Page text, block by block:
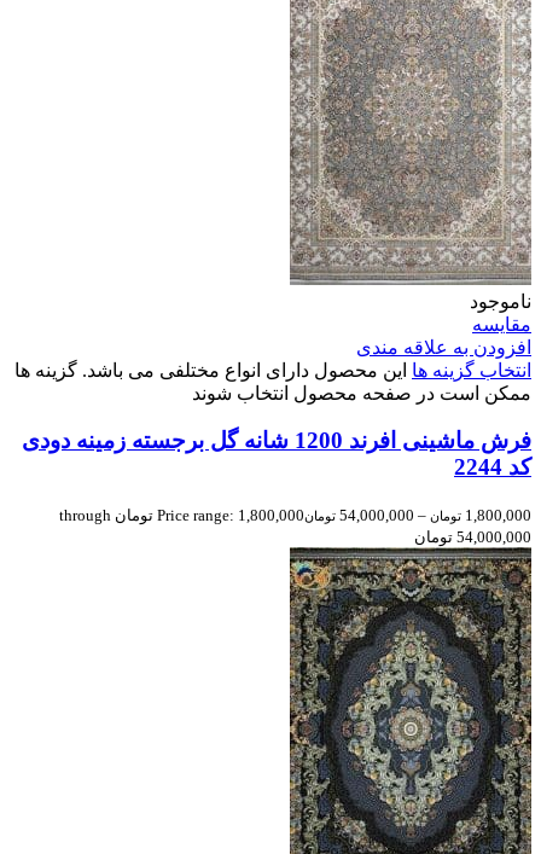
ناموجود
مقایسه
افزودن به علاقه مندی
انتخاب گزینه ها این محصول دارای انواع مختلفی می باشد. گزینه ها
ممکن است در صفحه محصول انتخاب شوند
فرش ماشینی افرند 1200 شانه گل برجسته زمینه دودی
کد 2244
1,800,000 تومان –
54,000,000 تومان
Price range: 1,800,000 تومان through
54,000,000 تومان